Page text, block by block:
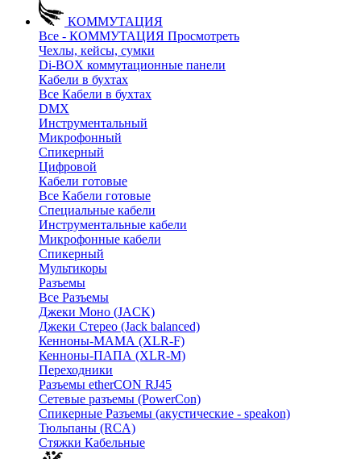
КОММУТАЦИЯ
Все - КОММУТАЦИЯ Просмотреть
Чехлы, кейсы, сумки
Di-BOX коммутационные панели
Кабели в бухтах
Все Кабели в бухтах
DMX
Инструментальный
Микрофонный
Спикерный
Цифровой
Кабели готовые
Все Кабели готовые
Cпециальные кабели
Инструментальные кабели
Микрофонные кабели
Спикерный
Мультикоры
Разъемы
Все Разъемы
Джеки Моно (JACK)
Джеки Стерео (Jack balanced)
Кенноны-МАМА (XLR-F)
Кенноны-ПАПА (XLR-M)
Переходники
Разъемы etherCON RJ45
Сетевые разъемы (PowerCon)
Спикерные Разъемы (акустические - speakon)
Тюльпаны (RCA)
Стяжки Кабельные